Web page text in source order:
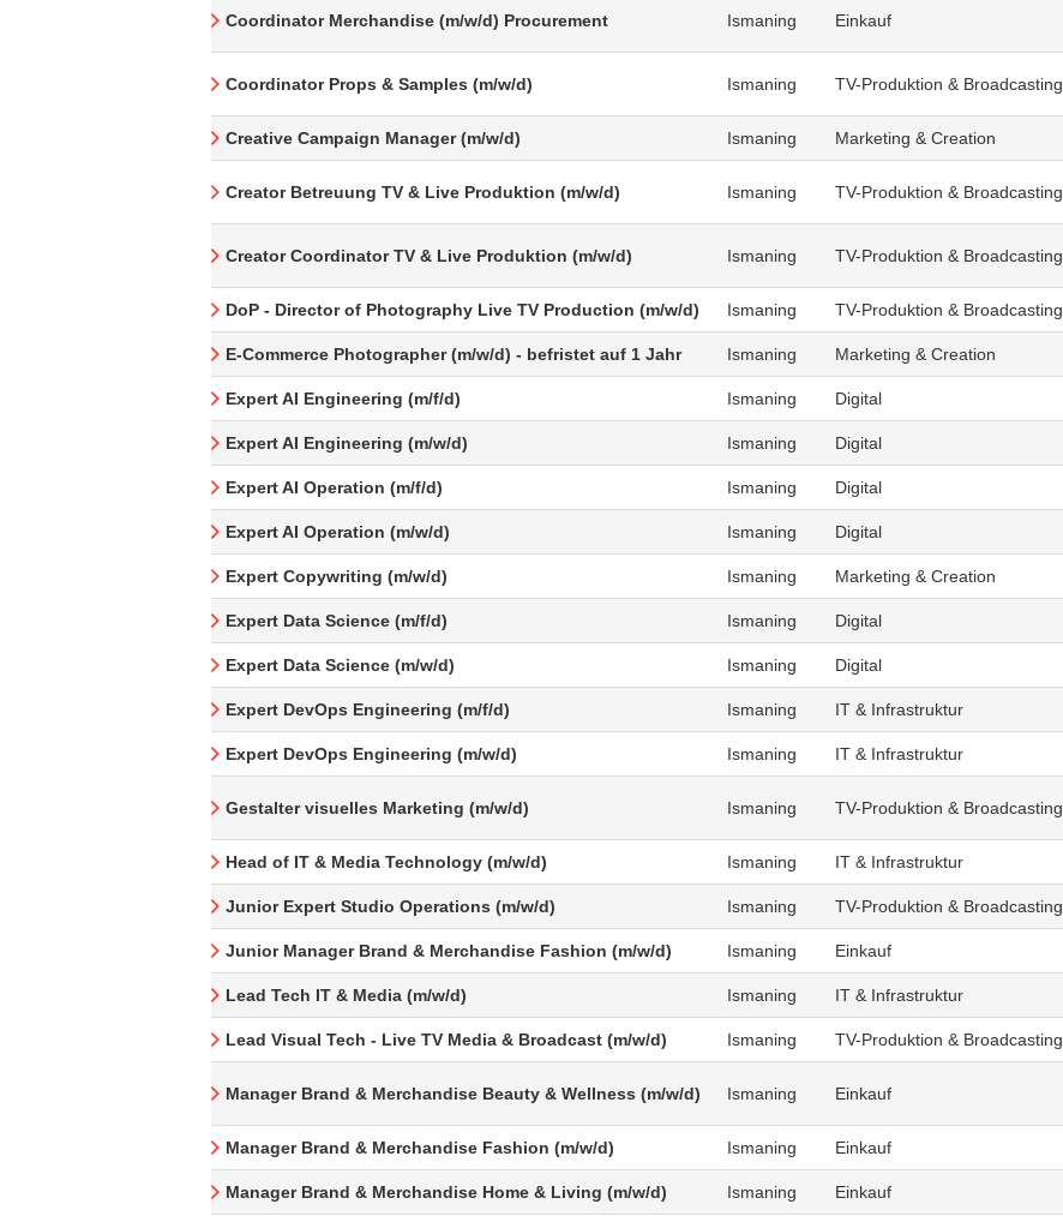
Coordinator Merchandise (m/w/d) Procurement Ismaning Einkauf
Coordinator Props & Samples (m/w/d) Ismaning TV-Produktion & Broadcasting
Creative Campaign Manager (m/w/d) Ismaning Marketing & Creation
Creator Betreuung TV & Live Produktion (m/w/d) Ismaning TV-Produktion & Broadcasting
Creator Coordinator TV & Live Produktion (m/w/d) Ismaning TV-Produktion & Broadcasting
DoP - Director of Photography Live TV Production (m/w/d) Ismaning TV-Produktion & Broadcasting
E-Commerce Photographer (m/w/d) - befristet auf 1 Jahr Ismaning Marketing & Creation
Expert AI Engineering (m/f/d) Ismaning Digital
Expert AI Engineering (m/w/d) Ismaning Digital
Expert AI Operation (m/f/d) Ismaning Digital
Expert AI Operation (m/w/d) Ismaning Digital
Expert Copywriting (m/w/d) Ismaning Marketing & Creation
Expert Data Science (m/f/d) Ismaning Digital
Expert Data Science (m/w/d) Ismaning Digital
Expert DevOps Engineering (m/f/d) Ismaning IT & Infrastruktur
Expert DevOps Engineering (m/w/d) Ismaning IT & Infrastruktur
Gestalter visuelles Marketing (m/w/d) Ismaning TV-Produktion & Broadcasting
Head of IT & Media Technology (m/w/d) Ismaning IT & Infrastruktur
Junior Expert Studio Operations (m/w/d) Ismaning TV-Produktion & Broadcasting
Junior Manager Brand & Merchandise Fashion (m/w/d) Ismaning Einkauf
Lead Tech IT & Media (m/w/d) Ismaning IT & Infrastruktur
Lead Visual Tech - Live TV Media & Broadcast (m/w/d) Ismaning TV-Produktion & Broadcasting
Manager Brand & Merchandise Beauty & Wellness (m/w/d) Ismaning Einkauf
Manager Brand & Merchandise Fashion (m/w/d) Ismaning Einkauf
Manager Brand & Merchandise Home & Living (m/w/d) Ismaning Einkauf